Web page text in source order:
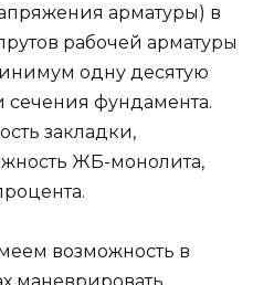
арматуры) в
рабочей арматуры
одну десятую
сечения фундамента.
закладки,
ЖБ-монолита,
возможность в